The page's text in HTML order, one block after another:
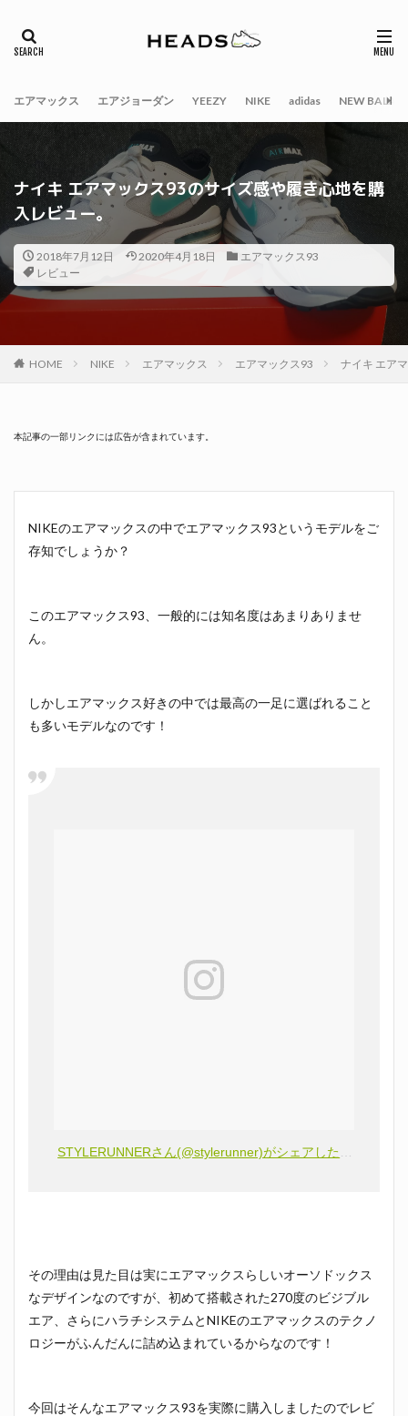
エアマックス エアジョーダン YEEZY NIKE adidas NEW
ナイキ エアマックス93のサイズ感や履き心地を購
入レビュー。
2018年7月12日 2020年4月18日
エアマックス93
レビュー
HOME NIKE エアマックス エアマックス93 ナイキ エア
本記事の一部リンクには広告が含まれています。
NIKEのエアマックスの中でエアマックス93というモデルをご
存知でしょうか？
このエアマックス93、一般的には知名度はあまりありませ
ん。
しかしエアマックス好きの中では最高の一足に選ばれること
も多いモデルなのです！
その理由は見た目は実にエアマックスらしいオーソドックス
なデザインなのですが、初めて搭載された270度のビジブル
エア、さらにハラチシステムとNIKEのエアマックスのテクノ
ロジーがふんだんに詰め込まれているからなのです！
今回はそんなエアマックス93を実際に購入しましたのでレビ